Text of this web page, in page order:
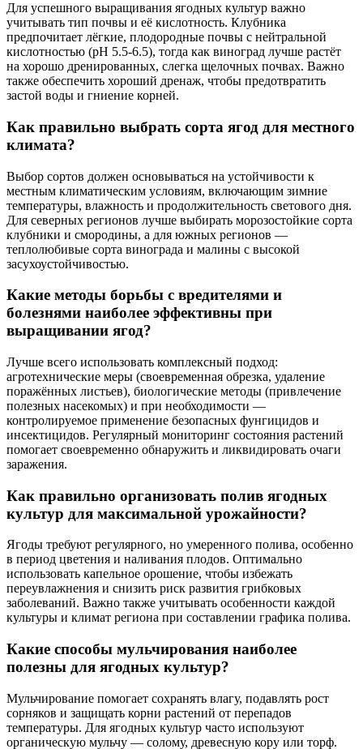
Для успешного выращивания ягодных культур важно
учитывать тип почвы и её кислотность. Клубника
предпочитает лёгкие, плодородные почвы с нейтральной
кислотностью (pH 5.5-6.5), тогда как виноград лучше растёт
на хорошо дренированных, слегка щелочных почвах. Важно
также обеспечить хороший дренаж, чтобы предотвратить
застой воды и гниение корней.
Как правильно выбрать сорта ягод для местного
климата?
Выбор сортов должен основываться на устойчивости к
местным климатическим условиям, включающим зимние
температуры, влажность и продолжительность светового дня.
Для северных регионов лучше выбирать морозостойкие сорта
клубники и смородины, а для южных регионов —
теплолюбивые сорта винограда и малины с высокой
засухоустойчивостью.
Какие методы борьбы с вредителями и
болезнями наиболее эффективны при
выращивании ягод?
Лучше всего использовать комплексный подход:
агротехнические меры (своевременная обрезка, удаление
поражённых листьев), биологические методы (привлечение
полезных насекомых) и при необходимости —
контролируемое применение безопасных фунгицидов и
инсектицидов. Регулярный мониторинг состояния растений
помогает своевременно обнаружить и ликвидировать очаги
заражения.
Как правильно организовать полив ягодных
культур для максимальной урожайности?
Ягоды требуют регулярного, но умеренного полива, особенно
в период цветения и наливания плодов. Оптимально
использовать капельное орошение, чтобы избежать
переувлажнения и снизить риск развития грибковых
заболеваний. Важно также учитывать особенности каждой
культуры и климат региона при составлении графика полива.
Какие способы мульчирования наиболее
полезны для ягодных культур?
Мульчирование помогает сохранять влагу, подавлять рост
сорняков и защищать корни растений от перепадов
температуры. Для ягодных культур часто используют
органическую мульчу — солому, древесную кору или торф.